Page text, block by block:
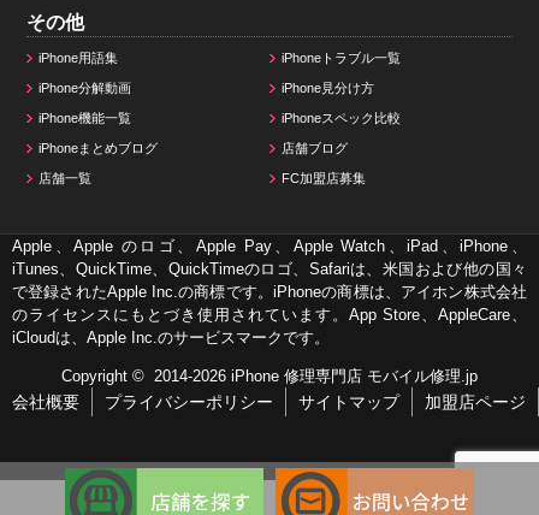
その他
iPhone用語集 iPhoneトラブル一覧
iPhone分解動画 iPhone見分け方
iPhone機能一覧 iPhoneスペック比較
iPhoneまとめブログ 店舗ブログ
店舗一覧 FC加盟店募集
Apple、Apple のロゴ、Apple Pay、Apple Watch、iPad、iPhone、
iTunes、QuickTime、QuickTimeのロゴ、Safariは、米国および他の国々
で登録されたApple Inc.の商標です。iPhoneの商標は、アイホン株式会社
のライセンスにもとづき使用されています。App Store、AppleCare、
iCloudは、Apple Inc.のサービスマークです。
Copyright © 2014-2026 iPhone 修理専門店 モバイル修理.jp
会社概要 プライバシーポリシー サイトマップ 加盟店ページ